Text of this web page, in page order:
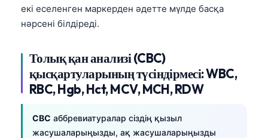
екі еселенген маркерден әдетте мүлде басқа
нәрсені білдіреді.
Толық қан анализі (CBC)
қысқартуларының түсіндірмесі: WBC,
RBC, Hgb, Hct, MCV, MCH, RDW
CBC аббревиатуралар сіздің қызыл
жасушаларыңызды, ақ жасушаларыңызды